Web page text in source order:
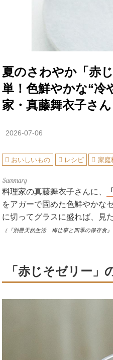
夏のさわやか「赤
単！色鮮やかな“冷
家・真藤舞衣子さん
2026-07-06
おいしいもの レシピ 家庭
料理家の真藤舞衣子さんに、
をアガーで固めた色鮮やかな
に切ってグラスに盛れば、見
（『別冊天然生活 梅仕事と四季の保存食』
「赤じそゼリー」